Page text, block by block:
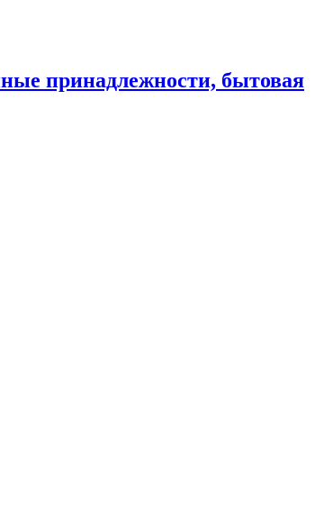
принадлежности, бытовая